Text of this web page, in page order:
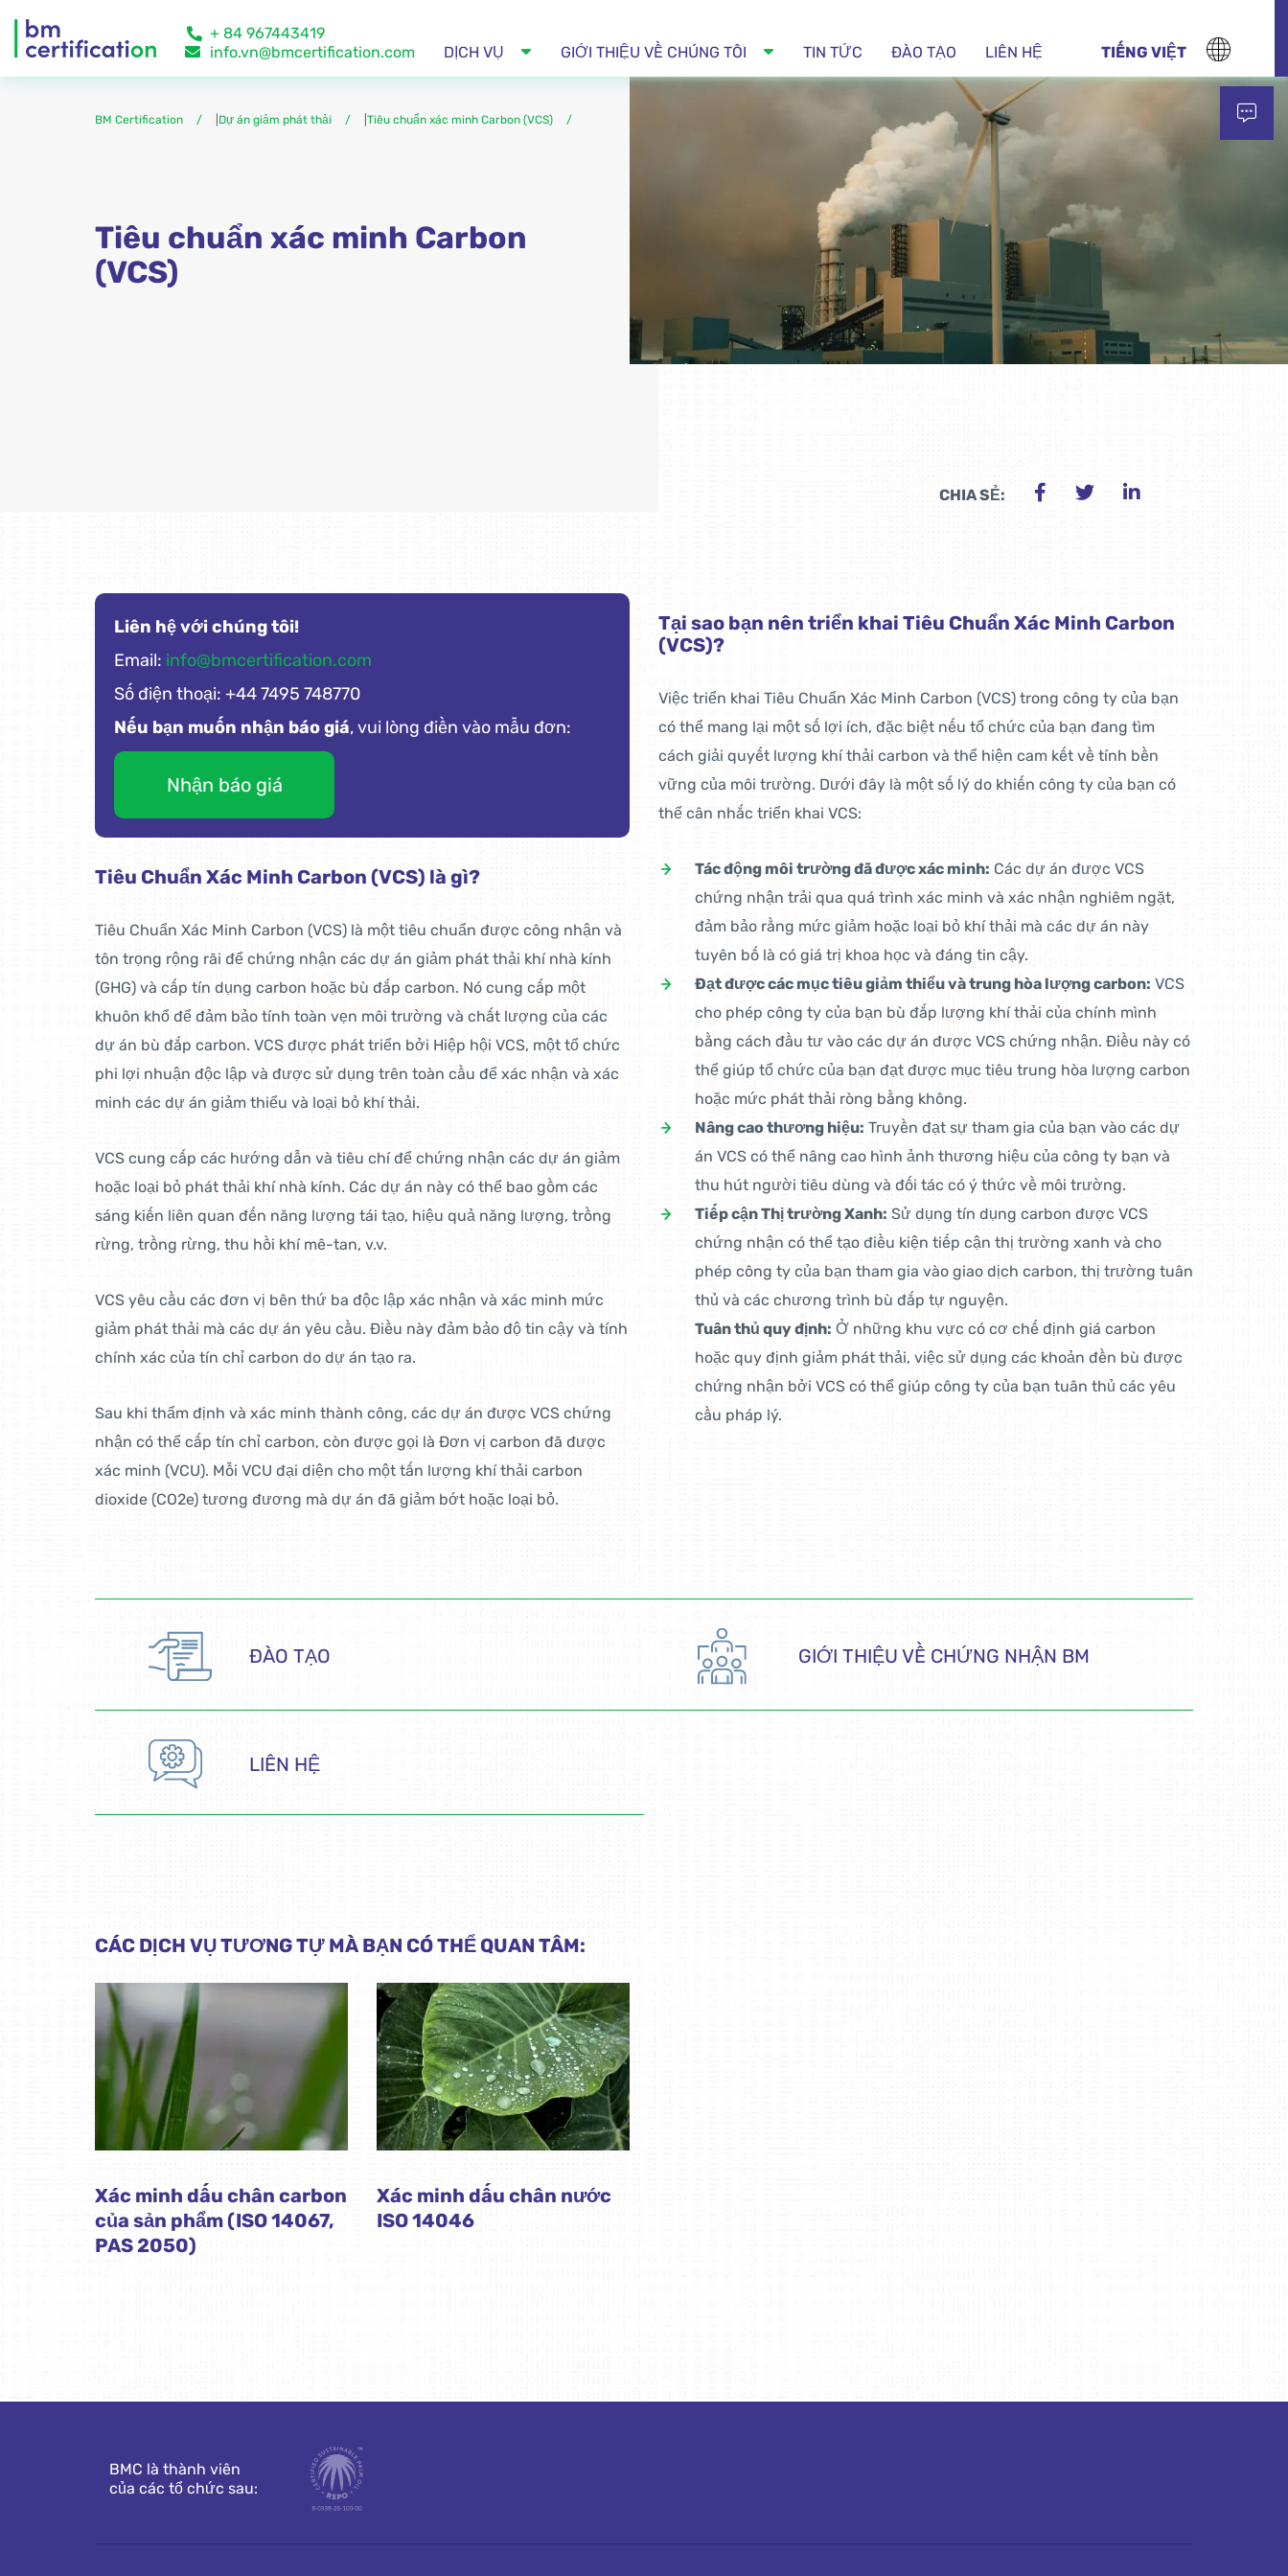
+ 84 967443419
info.vn@bmcertification.com
DỊCH VỤ GIỚI THIỆU VỀ CHÚNG TÔI TIN TỨC ĐÀO TẠO LIÊN HỆ TIẾNG VIỆT
BM Certification Dự án giảm phát thải Tiêu chuẩn xác minh Carbon (VCS)
Tiêu chuẩn xác minh Carbon
(VCS)
CHIA SẺ:
Liên hệ với chúng tôi!
Email: info@bmcertification.com
Số điện thoại: +44 7495 748770
Nếu bạn muốn nhận báo giá, vui lòng điền vào mẫu đơn:
Nhận báo giá
Tiêu Chuẩn Xác Minh Carbon (VCS) là gì?
Tiêu Chuẩn Xác Minh Carbon (VCS) là một tiêu chuẩn được công nhận và
tôn trọng rộng rãi để chứng nhận các dự án giảm phát thải khí nhà kính
(GHG) và cấp tín dụng carbon hoặc bù đắp carbon. Nó cung cấp một
khuôn khổ để đảm bảo tính toàn vẹn môi trường và chất lượng của các
dự án bù đắp carbon. VCS được phát triển bởi Hiệp hội VCS, một tổ chức
phi lợi nhuận độc lập và được sử dụng trên toàn cầu để xác nhận và xác
minh các dự án giảm thiểu và loại bỏ khí thải.
VCS cung cấp các hướng dẫn và tiêu chí để chứng nhận các dự án giảm
hoặc loại bỏ phát thải khí nhà kính. Các dự án này có thể bao gồm các
sáng kiến liên quan đến năng lượng tái tạo, hiệu quả năng lượng, trồng
rừng, trồng rừng, thu hồi khí mê-tan, v.v.
VCS yêu cầu các đơn vị bên thứ ba độc lập xác nhận và xác minh mức
giảm phát thải mà các dự án yêu cầu. Điều này đảm bảo độ tin cậy và tính
chính xác của tín chỉ carbon do dự án tạo ra.
Sau khi thẩm định và xác minh thành công, các dự án được VCS chứng
nhận có thể cấp tín chỉ carbon, còn được gọi là Đơn vị carbon đã được
xác minh (VCU). Mỗi VCU đại diện cho một tấn lượng khí thải carbon
dioxide (CO2e) tương đương mà dự án đã giảm bớt hoặc loại bỏ.
Tại sao bạn nên triển khai Tiêu Chuẩn Xác Minh Carbon
(VCS)?
Việc triển khai Tiêu Chuẩn Xác Minh Carbon (VCS) trong công ty của bạn
có thể mang lại một số lợi ích, đặc biệt nếu tổ chức của bạn đang tìm
cách giải quyết lượng khí thải carbon và thể hiện cam kết về tính bền
vững của môi trường. Dưới đây là một số lý do khiến công ty của bạn có
thể cân nhắc triển khai VCS:
Tác động môi trường đã được xác minh: Các dự án được VCS
chứng nhận trải qua quá trình xác minh và xác nhận nghiêm ngặt,
đảm bảo rằng mức giảm hoặc loại bỏ khí thải mà các dự án này
tuyên bố là có giá trị khoa học và đáng tin cậy.
Đạt được các mục tiêu giảm thiểu và trung hòa lượng carbon: VCS
cho phép công ty của bạn bù đắp lượng khí thải của chính mình
bằng cách đầu tư vào các dự án được VCS chứng nhận. Điều này có
thể giúp tổ chức của bạn đạt được mục tiêu trung hòa lượng carbon
hoặc mức phát thải ròng bằng không.
Nâng cao thương hiệu: Truyền đạt sự tham gia của bạn vào các dự
án VCS có thể nâng cao hình ảnh thương hiệu của công ty bạn và
thu hút người tiêu dùng và đối tác có ý thức về môi trường.
Tiếp cận Thị trường Xanh: Sử dụng tín dụng carbon được VCS
chứng nhận có thể tạo điều kiện tiếp cận thị trường xanh và cho
phép công ty của bạn tham gia vào giao dịch carbon, thị trường tuân
thủ và các chương trình bù đắp tự nguyện.
Tuân thủ quy định: Ở những khu vực có cơ chế định giá carbon
hoặc quy định giảm phát thải, việc sử dụng các khoản đền bù được
chứng nhận bởi VCS có thể giúp công ty của bạn tuân thủ các yêu
cầu pháp lý.
ĐÀO TẠO GIỚI THIỆU VỀ CHỨNG NHẬN BM
LIÊN HỆ
CÁC DỊCH VỤ TƯƠNG TỰ MÀ BẠN CÓ THỂ QUAN TÂM:
Xác minh dấu chân carbon
của sản phẩm (ISO 14067,
PAS 2050)
Xác minh dấu chân nước
ISO 14046
BMC là thành viên
của các tổ chức sau: